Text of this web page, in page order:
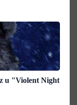
u "Violent Night